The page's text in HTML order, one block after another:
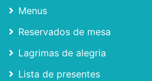
Menus
Reservados de mesa
Lagrimas de alegria
Lista de presentes